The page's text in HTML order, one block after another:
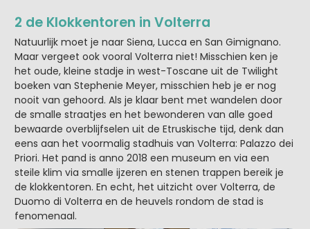
2 de Klokkentoren in Volterra
Natuurlijk moet je naar Siena, Lucca en San Gimignano.
Maar vergeet ook vooral Volterra niet! Misschien ken je
het oude, kleine stadje in west-Toscane uit de Twilight
boeken van Stephenie Meyer, misschien heb je er nog
nooit van gehoord. Als je klaar bent met wandelen door
de smalle straatjes en het bewonderen van alle goed
bewaarde overblijfselen uit de Etruskische tijd, denk dan
eens aan het voormalig stadhuis van Volterra: Palazzo dei
Priori. Het pand is anno 2018 een museum en via een
steile klim via smalle ijzeren en stenen trappen bereik je
de klokkentoren. En echt, het uitzicht over Volterra, de
Duomo di Volterra en de heuvels rondom de stad is
fenomenaal.